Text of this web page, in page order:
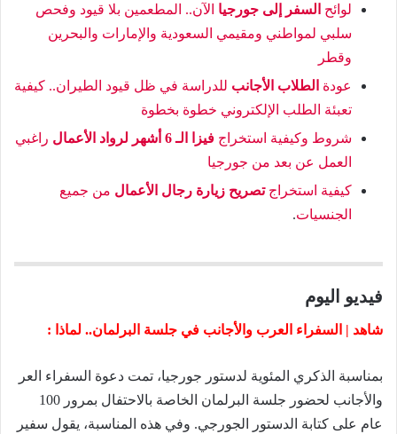
لوائح السفر إلى جورجيا الآن.. المطعمين بلا قيود وفحص
سلبي لمواطني ومقيمي السعودية والإمارات والبحرين
وقطر
عودة الطلاب الأجانب للدراسة في ظل قيود الطيران.. كيفية
تعبئة الطلب الإلكتروني خطوة بخطوة
شروط وكيفية استخراج فيزا الـ 6 أشهر لرواد الأعمال
راغبي
العمل عن بعد من جورجيا
كيفية استخراجتصريح زيارة رجال الأعمال من جميع
الجنسيات.
فيديو اليوم
شاهد | السفراء العرب والأجانب في جلسة البرلمان.. لماذا :
بمناسبة الذكري المئوية لدستور جورجيا، تمت دعوة السفراء العر
والأجانب لحضور جلسة البرلمان الخاصة بالاحتفال بمرور 100
عام على كتابة الدستور الجورجي. وفي هذه المناسبة، يقول سفير